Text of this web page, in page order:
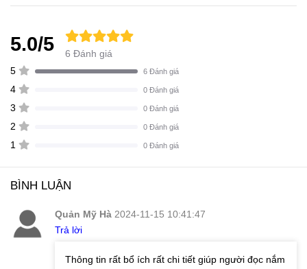
5.0/5
6 Đánh giá
5
6 Đánh giá
4 0 Đánh giá
3 0 Đánh giá
2 0 Đánh giá
1 0 Đánh giá
BÌNH LUẬN
Quản Mỹ Hà 2024-11-15 10:41:47
Trả lời
Thông tin rất bổ ích rất chi tiết giúp người đọc nắm